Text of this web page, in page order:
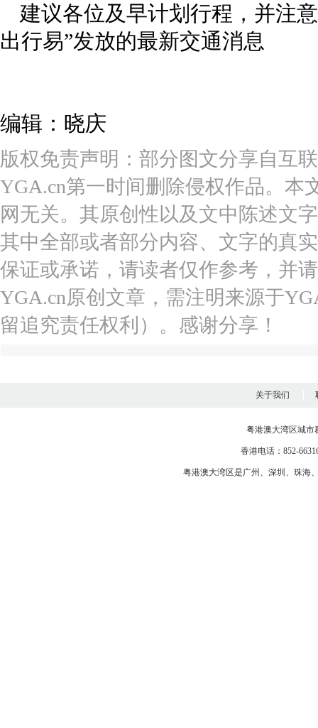
建议各位及早计划行程，并注
出行易”发放的最新交通消息
编辑：晓庆
版权免责声明：部分图文分享自互
YGA.cn第一时间删除侵权作品。本
网无关。其原创性以及文中陈述文
其中全部或者部分内容、文字的真
保证或承诺，请读者仅作参考，并
YGA.cn原创文章，需注明来源于
留追究责任权利）。感谢分享！
关于我们
粤港澳大湾区城市
香港电话：852-
粤港澳大湾区是广州 、 深圳 、 珠海